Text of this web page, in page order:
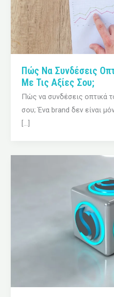
Πώς Να Συνδέσεις
Με Τις Αξίες Σου;
Πώς να συνδέσεις οπτικά
σου; Ένα brand δεν είναι
[…]